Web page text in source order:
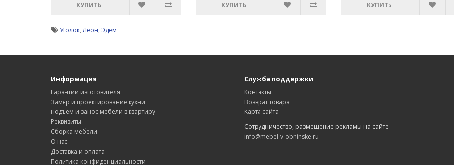
КУПИТЬ КУПИТЬ КУПИТЬ
Уголок,Леон, Эдем
Информация
Гарантии изготовителя
Замер и проектирование кухни
Подъем и занос мебели в квартиру
Реквизиты
Сборка мебели
О нас
Доставка и оплата
Политика конфиденциальности
Служба поддержки
Контакты
Возврат товара
Карта сайта
Сотрудничество, размещение рекламы на сайте:
info@mebel-v-obninske.ru